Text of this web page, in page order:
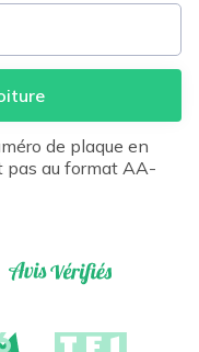
de plaque en
pas au format AA-